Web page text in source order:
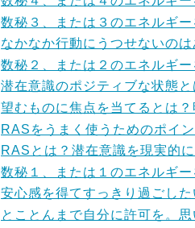
数秘３、または３のエネルギ
なかなか行動にうつせないの
数秘２、または２のエネルギ
潜在意識のポジティブな状態
望むものに焦点を当てるとは
RASをうまく使うためのポイ
RASとは？潜在意識を現実的
数秘１、または１のエネルギ
安心感を得てすっきり過ごし
とことんまで自分に許可を。